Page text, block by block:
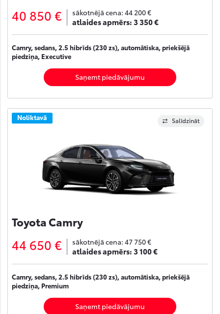
40 850 € sākotnējā cena: 44 200 €
atlaides apmērs:3 350 €
Camry, sedans, 2.5 hibrīds (230 zs), automātiska, priekšējā
piedziņa, Executive
Saņemt piedāvājumu
Salīdzināt
Noliktavā
Toyota Camry
44 650 € sākotnējā cena: 47 750 €
atlaides apmērs:3 100 €
Camry, sedans, 2.5 hibrīds (230 zs), automātiska, priekšējā
piedziņa, Premium
Saņemt piedāvājumu